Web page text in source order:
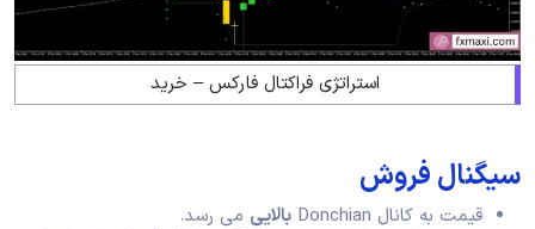
استراتژی فراکتال فارکس – خرید
سیگنال فروش
قیمت به کانال Donchian بالایی می رسد.